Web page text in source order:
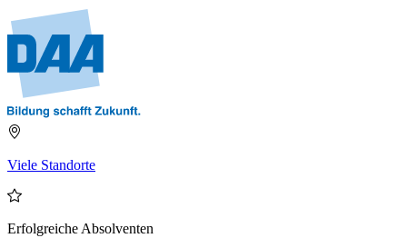
Viele Standorte
Erfolgreiche Absolventen